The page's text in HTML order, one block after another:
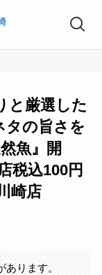
と厳選した
タの旨さを
魚』開
税込100円
崎店
あります。